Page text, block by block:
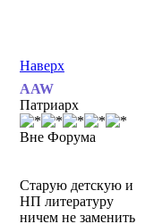
Наверх
AAW
Патриарх
Вне Форума
Старую детскую и
НП литературу
ничем не заменить